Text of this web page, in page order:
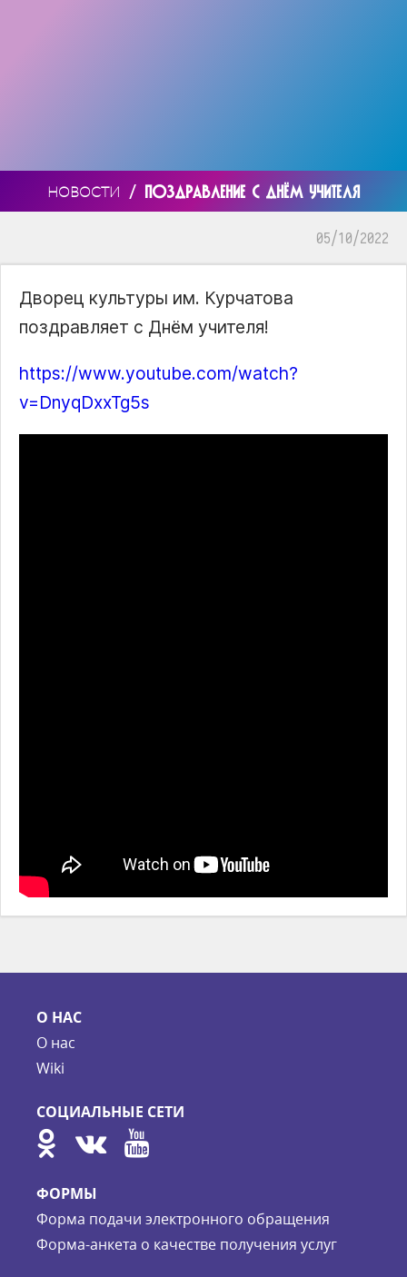
НОВОСТИ / ПОЗДРАВЛЕНИЕ С ДНЁМ УЧИТЕЛЯ
05/10/2022
Дворец культуры им. Курчатова
поздравляет с Днём учителя!
https://www.youtube.com/watch?
v=DnyqDxxTg5s
О НАС
О нас
Wiki
СОЦИАЛЬНЫЕ СЕТИ
ФОРМЫ
Форма подачи электронного обращения
Форма-анкета о качестве получения услуг